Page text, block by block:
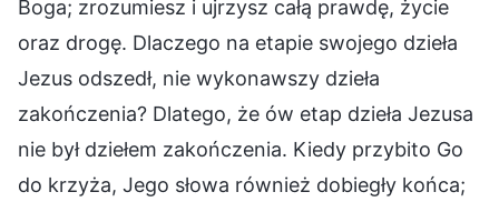
Boga; zrozumiesz i ujrzysz całą prawdę, życie
oraz drogę. Dlaczego na etapie swojego dzieła
Jezus odszedł, nie wykonawszy dzieła
zakończenia? Dlatego, że ów etap dzieła Jezusa
nie był dziełem zakończenia. Kiedy przybito Go
do krzyża, Jego słowa również dobiegły końca;